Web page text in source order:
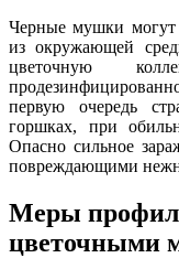
Черные мушки могут
из окружающей
цветочную
первую очередь
горшках, при
Опасно сильное
повреждающими
Меры
цветочными